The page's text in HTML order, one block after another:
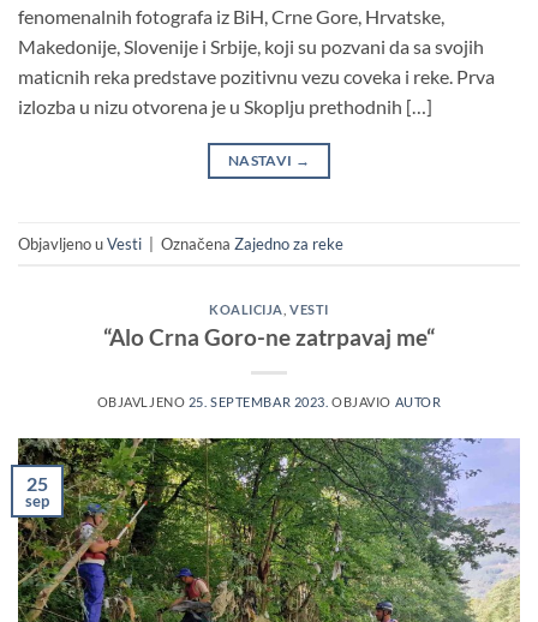
fenomenalnih fotografa iz BiH, Crne Gore, Hrvatske,
Makedonije, Slovenije i Srbije, koji su pozvani da sa svojih
maticnih reka predstave pozitivnu vezu coveka i reke. Prva
izlozba u nizu otvorena je u Skoplju prethodnih […]
NASTAVI →
Objavljeno uVesti Označena Zajedno za reke
KOALICIJA ,VESTI
“Alo Crna Goro-ne zatrpavaj me“
OBJAVLJENO 25. SEPTEMBAR 2023. OBJAVIO AUTOR
25
sep